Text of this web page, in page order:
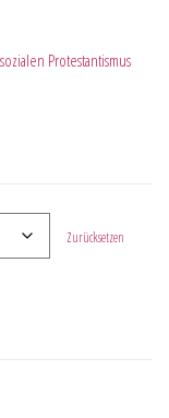
Protestantismus
Zurücksetzen